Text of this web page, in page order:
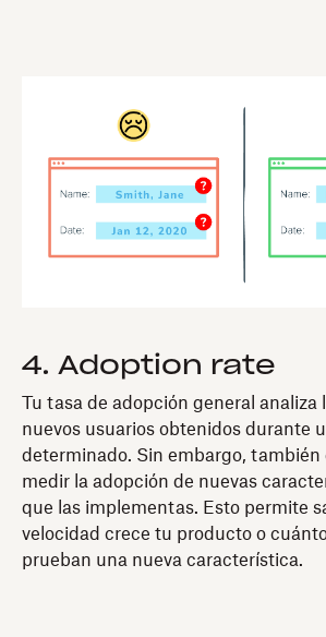
4. Adoption rate
Tu tasa de adopción general analiza
nuevos usuarios obtenidos durante
determinado. Sin embargo, también
medir la adopción de nuevas
que las implementas. Esto permite
velocidad crece tu producto o
prueban una nueva característica.